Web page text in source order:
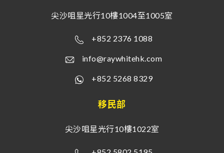
尖沙咀星光行10樓1004至1005室
+852 2376 1088
info@raywhitehk.com
+852 5268 8329
移民部
尖沙咀星光行10樓1022室